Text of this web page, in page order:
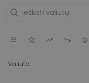
Valiuta